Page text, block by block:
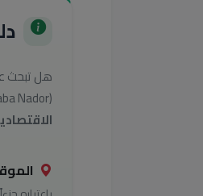
هل تبحث
(Marhaba Nador) كافة التفاصيل التي تحتاجها للوصول إلى أفضل الخدمات في تصنيف